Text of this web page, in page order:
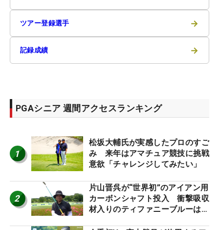
ツアー登録選手 →
記録成績 →
PGAシニア 週間アクセスランキング
1
松坂大輔氏が実感したプロのすご
み 来年はアマチュア競技に挑戦
意欲「チャレンジしてみたい」
2
片山晋呉が“世界初”のアイアン用
カーボンシャフト投入 衝撃吸収
材入りのティファニーブルーは